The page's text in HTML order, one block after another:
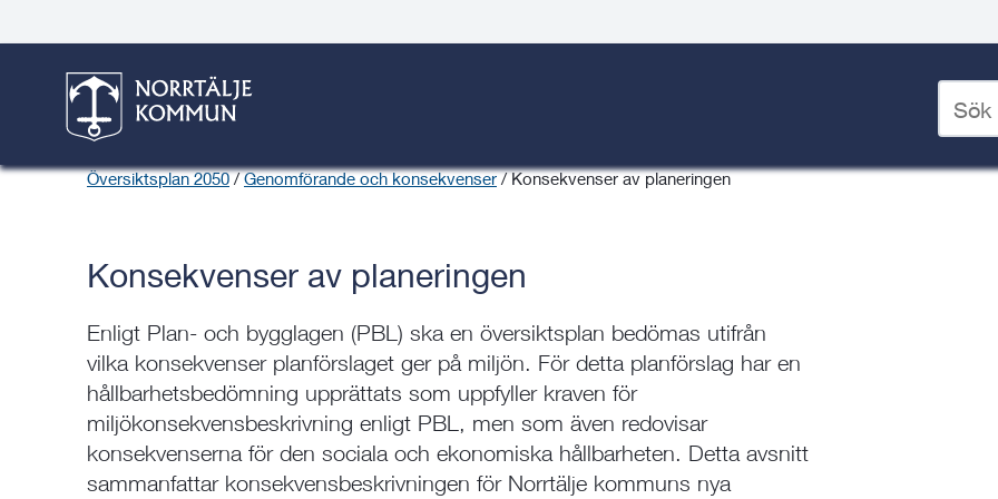
sökord
desktop
Översiktsplan 2050
Här är du:
Översiktsplan 2050 / Genomförande och konsekvenser / Konsekvenser av planeringen
Konsekvenser av planeringen
Enligt Plan- och bygglagen (PBL) ska en översiktsplan bedömas utifrån
vilka konsekvenser planförslaget ger på miljön. För detta planförslag har en
hållbarhetsbedömning upprättats som uppfyller kraven för
miljökonsekvensbeskrivning enligt PBL, men som även redovisar
konsekvenserna för den sociala och ekonomiska hållbarheten. Detta avsnitt
sammanfattar konsekvensbeskrivningen för Norrtälje kommuns nya